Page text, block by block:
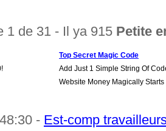
1 de 31 - Il ya 915 Petite
Top Secret Magic Code
Add Just 1 Simple String Of
Website Money Magically Starts
- Est-comp